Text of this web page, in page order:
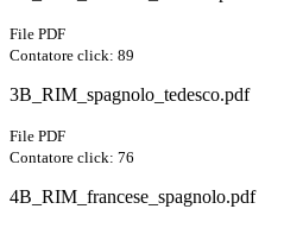
File PDF
Contatore click: 89
3B_RIM_spagnolo_tedesco.pdf
File PDF
Contatore click: 76
4B_RIM_francese_spagnolo.pdf